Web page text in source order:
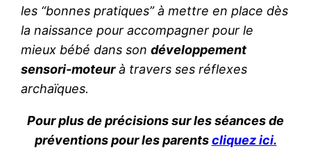
les “bonnes pratiques” à mettre en place dès
la naissance pour accompagner pour le
mieux bébé dans sondéveloppement
sensori-moteurà travers ses réflexes
archaïques.
Pour plus de précisions sur les séances de
préventions pour les parentscliquez ici.